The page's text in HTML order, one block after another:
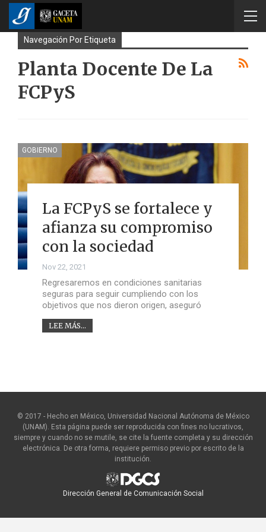
Navegación Por Etiqueta
Planta Docente De La
FCPyS
GOBIERNO
La FCPyS se fortalece y
afianza su compromiso
con la sociedad
Nov 22, 2021
Regresaremos en condiciones sanitarias
seguras para seguir cumpliendo con los
objetivos que nos dieron origen, aseguró
LEE MÁS...
© 2017 - Hecho en México, Universidad Nacional Autónoma de México
(UNAM). Esta página puede ser reproducida con fines no lucrativos,
siempre y cuando no se mutile, se cite la fuente completa y su dirección
electrónica. De otra forma, requiere permiso previo por escrito de la
institución.
Dirección General de Comunicación Social